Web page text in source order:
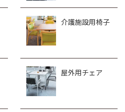
カウンター・ス
タンド椅子（木
し）
オフィス・業務